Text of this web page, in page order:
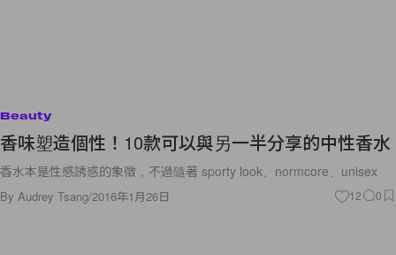
Beauty
香味塑造個性！10款可以與另一半分享的中性香水
香水本是性感誘惑的象徵，不過隨著 sporty look、normcore、unisex
By Audrey Tsang/2016年1月26日 12 0